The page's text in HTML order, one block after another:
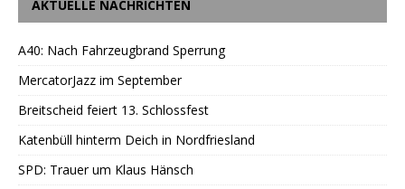
AKTUELLE NACHRICHTEN
A40: Nach Fahrzeugbrand Sperrung
MercatorJazz im September
Breitscheid feiert 13. Schlossfest
Katenbüll hinterm Deich in Nordfriesland
SPD: Trauer um Klaus Hänsch